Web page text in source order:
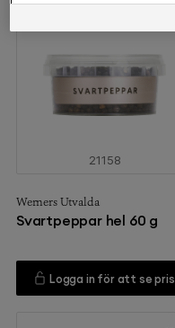
21158
Werners Utvalda
Svartpeppar hel 60 g
Logga in för att se pris